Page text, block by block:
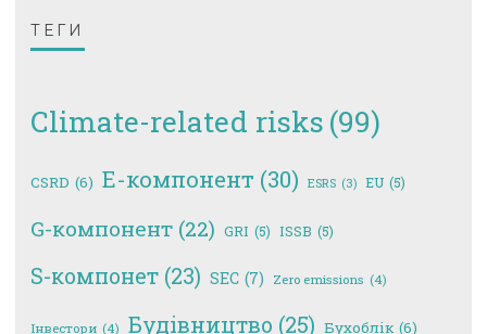
ТЕГИ
Climate-related risks (99)
CSRD (6) E-компонент (30) ESRS (3) EU (5)
G-компонент (22) GRI (5) ISSB (5)
S-компонет (23) SEC (7) Zero emissions (4)
Інвестори (4) Будівництво (25) Бухоблік (6)